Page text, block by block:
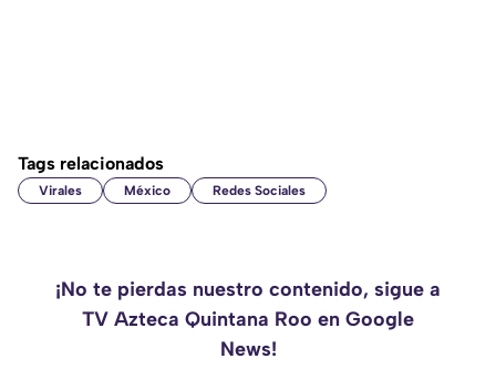
Tags relacionados
Virales México Redes Sociales
¡No te pierdas nuestro contenido, sigue a
TV Azteca Quintana Roo en Google
News!